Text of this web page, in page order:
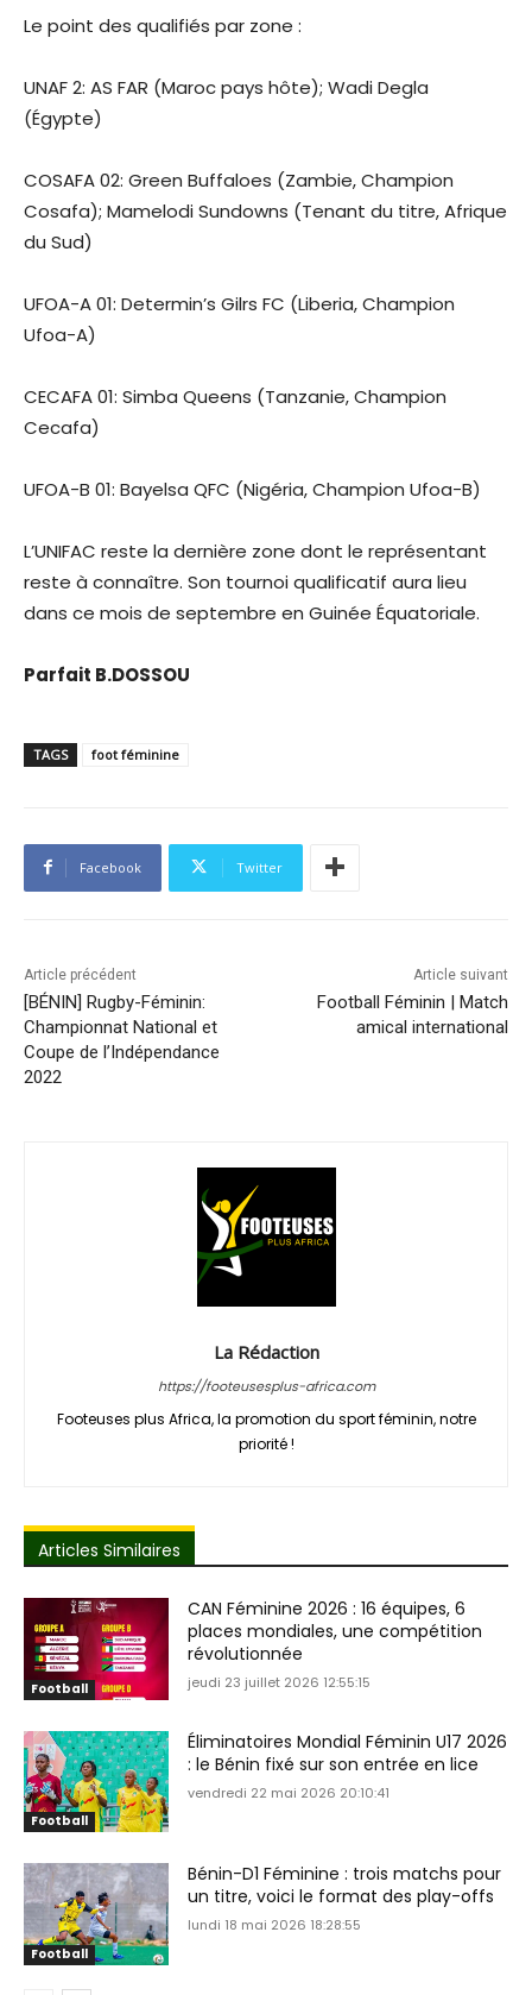
Le point des qualifiés par zone :
UNAF 2: AS FAR (Maroc pays hôte); Wadi Degla
(Égypte)
COSAFA 02: Green Buffaloes (Zambie, Champion
Cosafa); Mamelodi Sundowns (Tenant du titre, Afrique
du Sud)
UFOA-A 01: Determin’s Gilrs FC (Liberia, Champion
Ufoa-A)
CECAFA 01: Simba Queens (Tanzanie, Champion
Cecafa)
UFOA-B 01: Bayelsa QFC (Nigéria, Champion Ufoa-B)
L’UNIFAC reste la dernière zone dont le représentant
reste à connaître. Son tournoi qualificatif aura lieu
dans ce mois de septembre en Guinée Équatoriale.
Parfait B.DOSSOU
TAGS foot féminine
Facebook Twitter
Article précédent
[BÉNIN] Rugby-Féminin:
Championnat National et
Coupe de l’Indépendance
2022
Article suivant
Football Féminin | Match
amical international
La Rédaction
https://footeusesplus-africa.com
Footeuses plus Africa, la promotion du sport féminin, notre
priorité !
Articles Similaires
Football
CAN Féminine 2026 : 16 équipes, 6
places mondiales, une compétition
révolutionnée
jeudi 23 juillet 2026 12:55:15
Football
Éliminatoires Mondial Féminin U17 2026
: le Bénin fixé sur son entrée en lice
vendredi 22 mai 2026 20:10:41
Football
Bénin-D1 Féminine : trois matchs pour
un titre, voici le format des play-offs
lundi 18 mai 2026 18:28:55